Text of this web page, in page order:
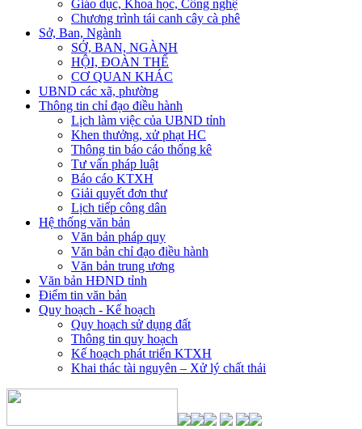
Giáo dục, Khoa học, Công nghệ
Chương trình tái canh cây cà phê
Sở, Ban, Ngành
SỞ, BAN, NGÀNH
HỘI, ĐOÀN THỂ
CƠ QUAN KHÁC
UBND các xã, phường
Thông tin chỉ đạo điều hành
Lịch làm việc của UBND tỉnh
Khen thưởng, xử phạt HC
Thông tin báo cáo thống kê
Tư vấn pháp luật
Báo cáo KTXH
Giải quyết đơn thư
Lịch tiếp công dân
Hệ thống văn bản
Văn bản pháp quy
Văn bản chỉ đạo điều hành
Văn bản trung ương
Văn bản HĐND tỉnh
Điểm tin văn bản
Quy hoạch - Kế hoạch
Quy hoạch sử dụng đất
Thông tin quy hoạch
Kế hoạch phát triển KTXH
Khai thác tài nguyên – Xử lý chất thải